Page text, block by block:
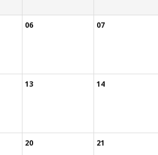
06 07
13 14
20 21